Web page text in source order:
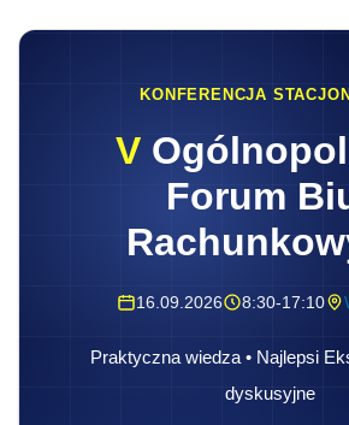
KONFERENCJA
V
Forum
16.09.2026 8:30-17:10
Praktyczna wiedza • Najlepsi
dyskusyjne